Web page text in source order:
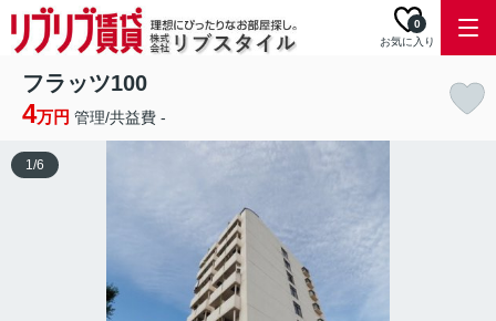
お気に入り
0
フラッツ100
4万円 管理/共益費 -
1/6